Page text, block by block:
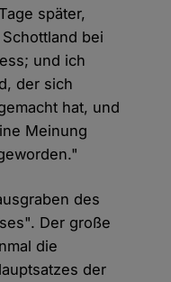
später,
bei
und ich
der sich
hat, und
Meinung
des
Der große
die
der